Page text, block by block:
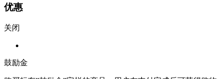
优惠
关闭
鼓励金